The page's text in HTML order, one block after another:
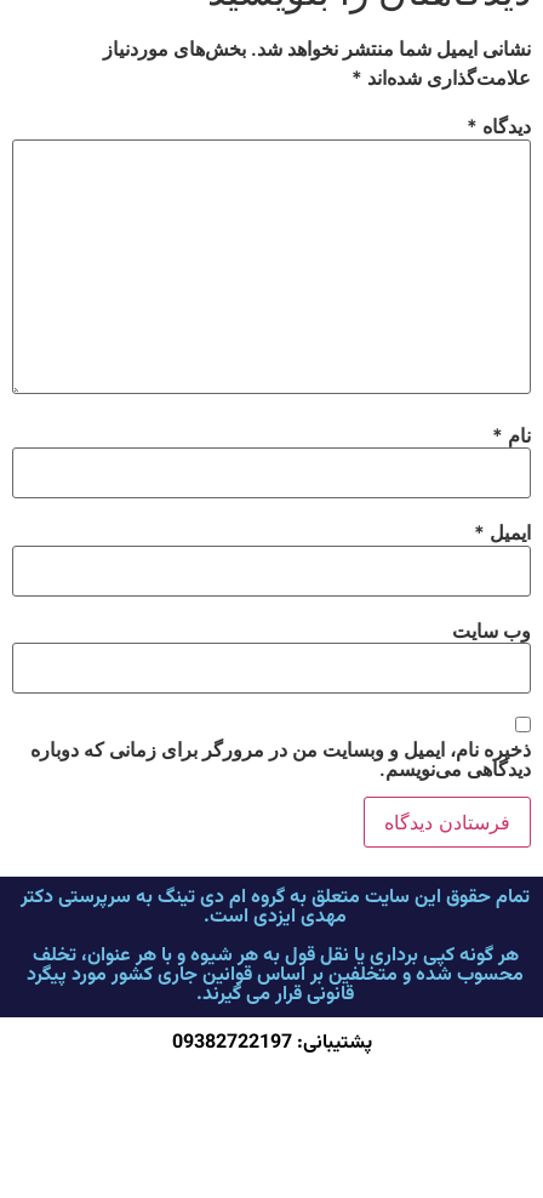
نشانی ایمیل شما منتشر نخواهد شد. بخش‌های موردنیاز
علامت‌گذاری شده‌اند *
دیدگاه *
نام *
ایمیل *
وب‌ سایت
ذخیره نام، ایمیل و وبسایت من در مرورگر برای زمانی که دوباره
دیدگاهی می‌نویسم.
تمام حقوق این سایت متعلق به گروه ام دی تینگ به سرپرستی دکتر
مهدی ایزدی است.
هر گونه کپی برداری یا نقل قول به هر شیوه و با هر عنوان، تخلف
محسوب شده و متخلفین بر اساس قوانین جاری کشور مورد پیگرد
قانونی قرار می گیرند.
پشتیبانی: 09382722197